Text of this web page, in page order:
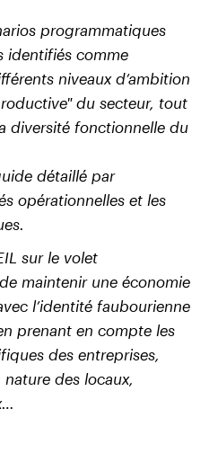
programmatiques
identifiés comme
niveaux d’ambition
du secteur, tout
diversité fonctionnelle du
détaillé par
opérationnelles et les
sur le volet
maintenir une économie
l’identité faubourienne
prenant en compte les
des entreprises,
nature des locaux,